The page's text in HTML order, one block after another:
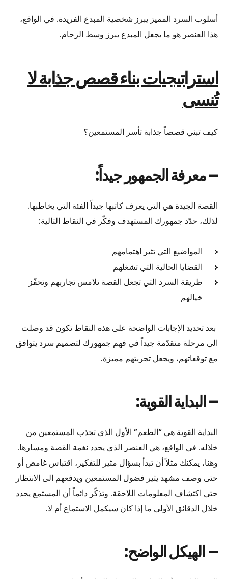
أسلوب السرد المميز يبرز شخصية المبدع الفريدة. في الواقع،
هذا العنصر هو ما يجعل المبدع يبرز وسط الزحام.
استراتيجيات بناء قصص جذابة لا
تُنسى
كيف تبني قصصاً جذابة تأسر المستمعين؟
– معرفة الجمهور جيداً:
القصة الجيدة هي التي يعرف كاتبها جيداً الفئة التي يخاطبها.
لذلك، حدّد جمهورك المستهدف وفكّر في النقاط التالية:
المواضيع التي تثير اهتمامهم
القضايا الحالية التي تشغلهم
طريقة السرد التي تجعل القصة تلامس تجاربهم وتحفّز
خيالهم
بعد تحديد الإجابات الواضحة على هذه النقاط تكون قد وصلت
الى مرحلة متقدّمة جيداً في فهم جمهورك لتصميم سرد يتوافق
مع توقعاتهم، ويجعل تجربتهم مميزة.
– البداية القوية:
البداية القوية هي “الطعم” الأول الذي تجذب المستمعين من
خلاله. في الواقع، هي العنصر الذي يحدد نغمة القصة ومسارها.
وهنا، يمكنك مثلاً أن تبدأ بسؤال مثير للتفكير، اقتباس غامض أو
حتى وصف مشهد يثير فضول المستمعين ويدفعهم الى الانتظار
حتى اكتشاف المعلومات اللاحقة. وتذكّر دائماً أن المستمع يحدد
خلال الدقائق الأولى ما إذا كان سيكمل الاستماع أم لا.
– الهيكل الواضح: